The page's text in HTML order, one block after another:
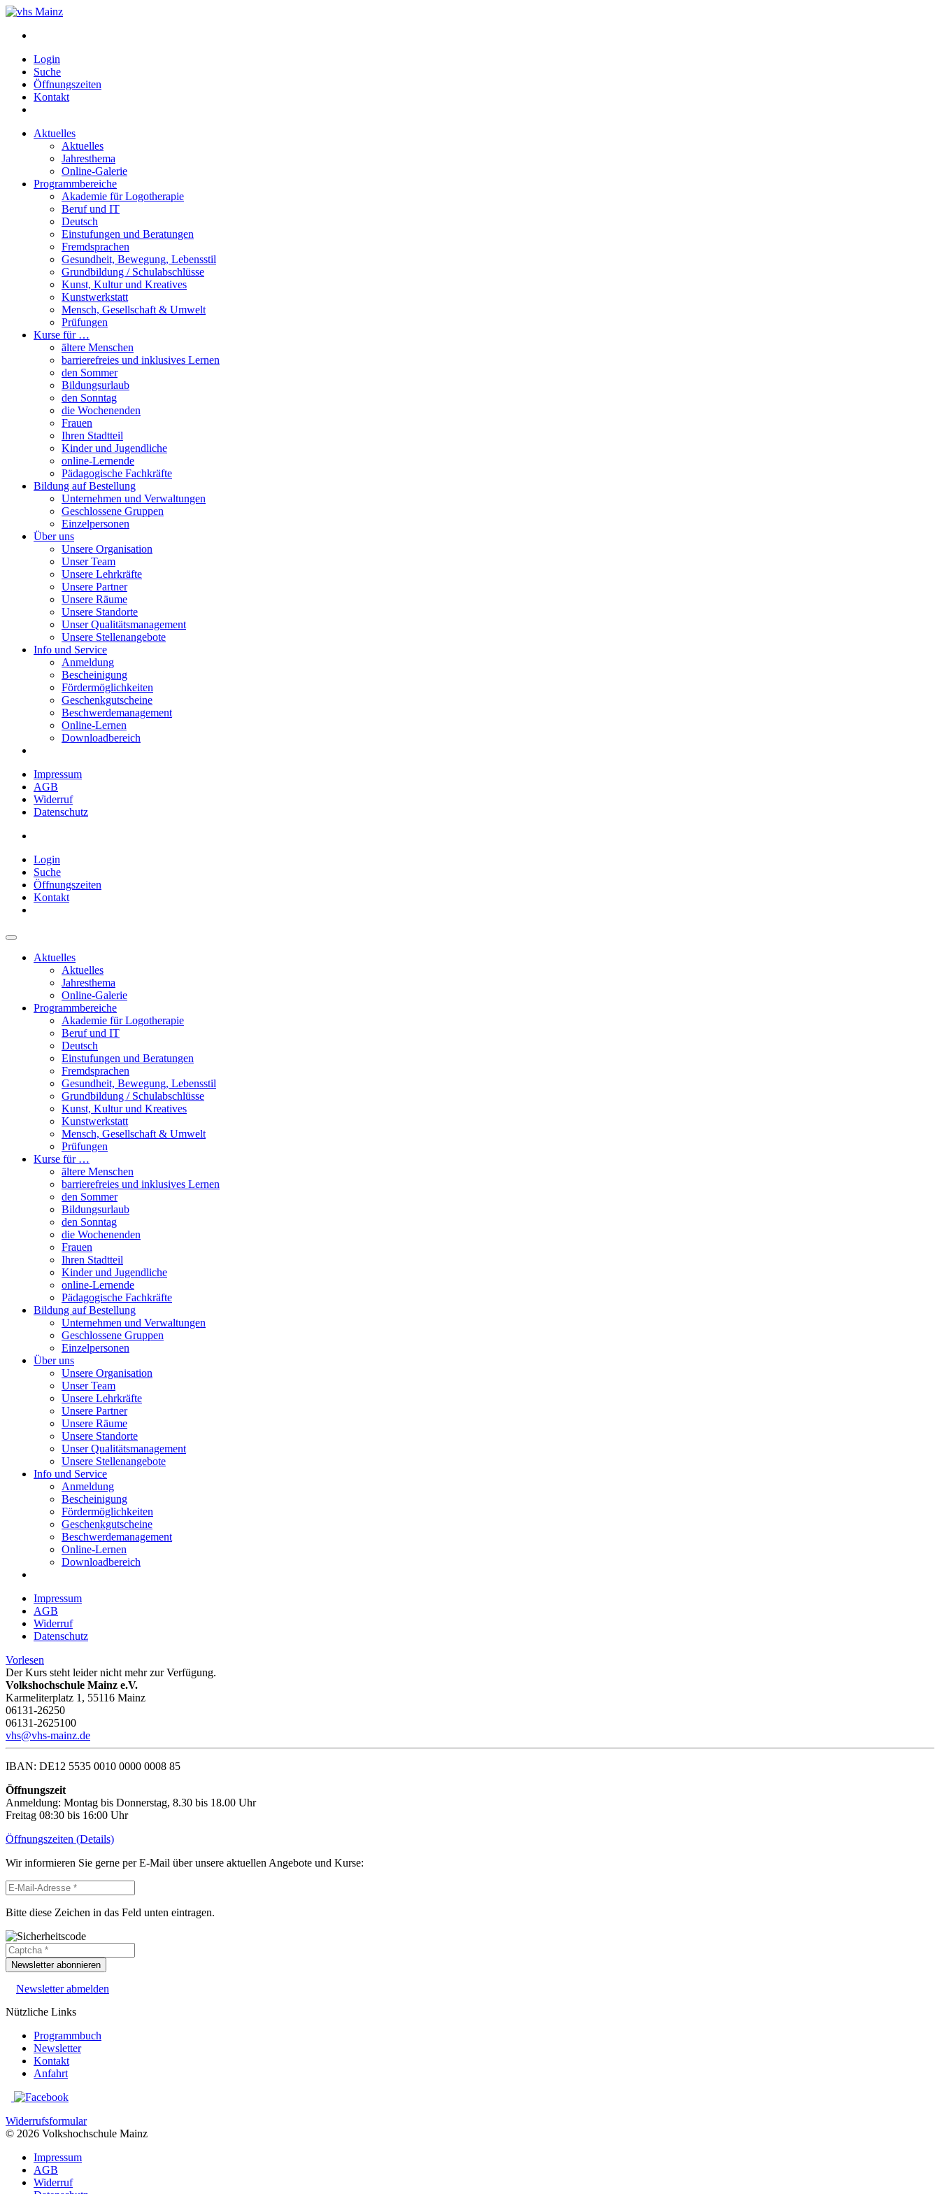
Login
Suche
Öffnungszeiten
Kontakt
Aktuelles
Aktuelles
Jahresthema
Online-Galerie
Programmbereiche
Akademie für Logotherapie
Beruf und IT
Deutsch
Einstufungen und Beratungen
Fremdsprachen
Gesundheit, Bewegung, Lebensstil
Grundbildung / Schulabschlüsse
Kunst, Kultur und Kreatives
Kunstwerkstatt
Mensch, Gesellschaft & Umwelt
Prüfungen
Kurse für …
ältere Menschen
barrierefreies und inklusives Lernen
den Sommer
Bildungsurlaub
den Sonntag
die Wochenenden
Frauen
Ihren Stadtteil
Kinder und Jugendliche
online-Lernende
Pädagogische Fachkräfte
Bildung auf Bestellung
Unternehmen und Verwaltungen
Geschlossene Gruppen
Einzelpersonen
Über uns
Unsere Organisation
Unser Team
Unsere Lehrkräfte
Unsere Partner
Unsere Räume
Unsere Standorte
Unser Qualitätsmanagement
Unsere Stellenangebote
Info und Service
Anmeldung
Bescheinigung
Fördermöglichkeiten
Geschenkgutscheine
Beschwerdemanagement
Online-Lernen
Downloadbereich
Impressum
AGB
Widerruf
Datenschutz
Login
Suche
Öffnungszeiten
Kontakt
Aktuelles
Aktuelles
Jahresthema
Online-Galerie
Programmbereiche
Akademie für Logotherapie
Beruf und IT
Deutsch
Einstufungen und Beratungen
Fremdsprachen
Gesundheit, Bewegung, Lebensstil
Grundbildung / Schulabschlüsse
Kunst, Kultur und Kreatives
Kunstwerkstatt
Mensch, Gesellschaft & Umwelt
Prüfungen
Kurse für …
ältere Menschen
barrierefreies und inklusives Lernen
den Sommer
Bildungsurlaub
den Sonntag
die Wochenenden
Frauen
Ihren Stadtteil
Kinder und Jugendliche
online-Lernende
Pädagogische Fachkräfte
Bildung auf Bestellung
Unternehmen und Verwaltungen
Geschlossene Gruppen
Einzelpersonen
Über uns
Unsere Organisation
Unser Team
Unsere Lehrkräfte
Unsere Partner
Unsere Räume
Unsere Standorte
Unser Qualitätsmanagement
Unsere Stellenangebote
Info und Service
Anmeldung
Bescheinigung
Fördermöglichkeiten
Geschenkgutscheine
Beschwerdemanagement
Online-Lernen
Downloadbereich
Impressum
AGB
Widerruf
Datenschutz
Vorlesen
Der Kurs steht leider nicht mehr zur Verfügung.
Volkshochschule Mainz e.V.
Karmeliterplatz 1, 55116 Mainz
06131-26250
06131-2625100
vhs@vhs-mainz.de
IBAN: DE12 5535 0010 0000 0008 85
Öffnungszeit
Anmeldung: Montag bis Donnerstag, 8.30 bis 18.00 Uhr
Freitag 08:30 bis 16:00 Uhr
Öffnungszeiten (Details)
Wir informieren Sie gerne per E-Mail über unsere aktuellen Angebote und Kurse:
Bitte diese Zeichen in das Feld unten eintragen.
Newsletter abonnieren
Newsletter abmelden
Nützliche Links
Programmbuch
Newsletter
Kontakt
Anfahrt
Widerrufsformular
© 2026 Volkshochschule Mainz
Impressum
AGB
Widerruf